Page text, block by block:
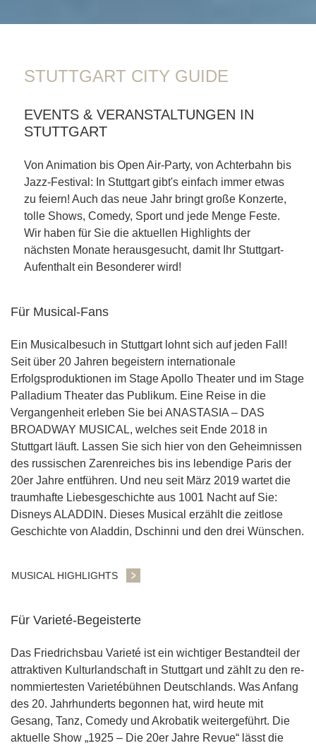
STUTTGART CITY GUIDE
EVENTS & VERANSTALTUNGEN IN
STUTTGART
Von Animation bis Open Air-Party, von Achterbahn bis
Jazz-Festival: In Stuttgart gibt's einfach immer etwas
zu feiern! Auch das neue Jahr bringt große Konzerte,
tolle Shows, Comedy, Sport und jede Menge Feste.
Wir haben für Sie die aktuellen Highlights der
nächsten Monate herausgesucht, damit Ihr Stuttgart-
Aufenthalt ein Besonderer wird!
CONTENT BLOCKS
Für Musical-Fans
Ein Musicalbesuch in Stuttgart lohnt sich auf jeden Fall!
Seit über 20 Jahren begeistern internationale
Erfolgsproduktionen im Stage Apollo Theater und im Stage
Palladium Theater das Publikum. Eine Reise in die
Vergangenheit erleben Sie bei ANASTASIA – DAS
BROADWAY MUSICAL, welches seit Ende 2018 in
Stuttgart läuft. Lassen Sie sich hier von den Geheimnissen
des russischen Zarenreiches bis ins lebendige Paris der
20er Jahre entführen. Und neu seit März 2019 wartet die
traumhafte Liebesgeschichte aus 1001 Nacht auf Sie:
Disneys ALADDIN. Dieses Musical erzählt die zeitlose
Geschichte von Aladdin, Dschinni und den drei Wünschen.
MUSICAL HIGHLIGHTS
Für Varieté-Begeisterte
Das Fried­richs­bau Va­rieté ist ein wichtiger Be­stand­teil der
at­trak­ti­ven Kul­tur­land­schaft in Stutt­gart und zählt zu den re­
nom­mier­tes­ten Va­rietébüh­nen Deutsch­lands. Was Anfang
des 20. Jahrhunderts begonnen hat, wird heute mit
Gesang, Tanz, Comedy und Akrobatik weitergeführt. Die
aktuelle Show „1925 – Die 20er Jahre Revue“ lässt die